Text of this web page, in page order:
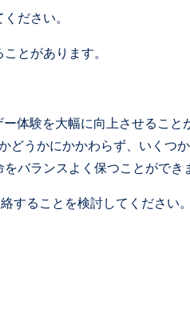
ださい。
とがあります。
体験を大幅に向上させること
どうかにかかわらず、いくつ
バランスよく保つことができ
することを検討してください